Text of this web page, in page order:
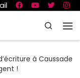
Search
à Caussade
!